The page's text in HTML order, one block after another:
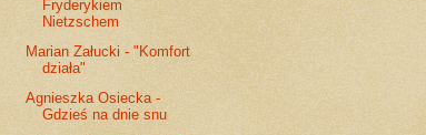
Fryderykiem
Nietzschem
Marian Załucki - "Komfort
działa"
Agnieszka Osiecka -
Gdzieś na dnie snu